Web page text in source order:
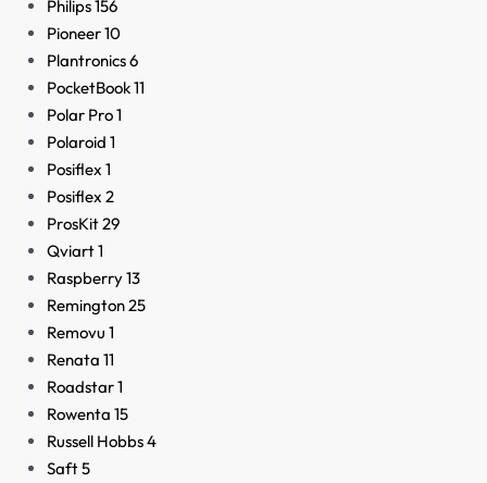
Philips156
Pioneer10
Plantronics6
PocketBook11
Polar Pro1
Polaroid 1
Posiflex 1
Posiflex 2
ProsKit29
Qviart1
Raspberry13
Remington25
Removu 1
Renata 11
Roadstar1
Rowenta 15
Russell Hobbs4
Saft5